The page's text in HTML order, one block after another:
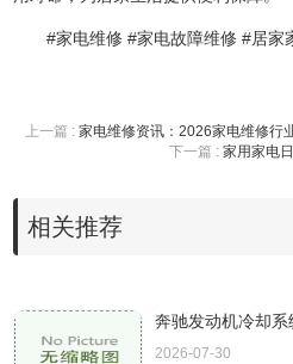
#家电维修 #家电故障维修 #居家
上一篇 :家电维修资讯：2026家电维修行
下一篇 : 家用家电
相关推荐
奔驰发动机冷却
2026-07-30